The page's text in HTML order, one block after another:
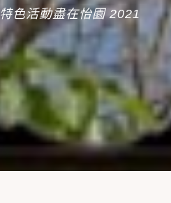
特色活動盡在怡園 2021